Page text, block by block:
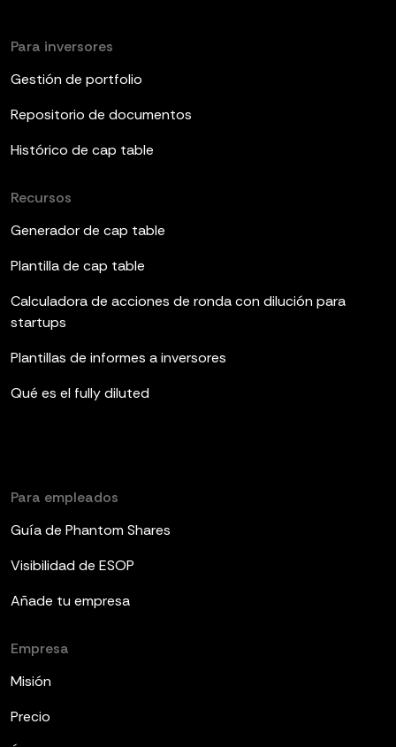
Para inversores
Gestión de portfolio
Repositorio de documentos
Histórico de cap table
Recursos
Generador de cap table
Plantilla de cap table
Calculadora de acciones de ronda con dilución para
startups
Plantillas de informes a inversores
Qué es el fully diluted
Para empleados
Guía de Phantom Shares
Visibilidad de ESOP
Añade tu empresa
Empresa
Misión
Precio